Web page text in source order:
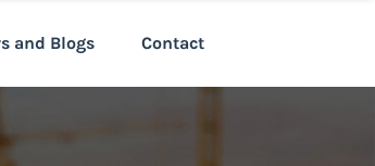
and Blogs Contact